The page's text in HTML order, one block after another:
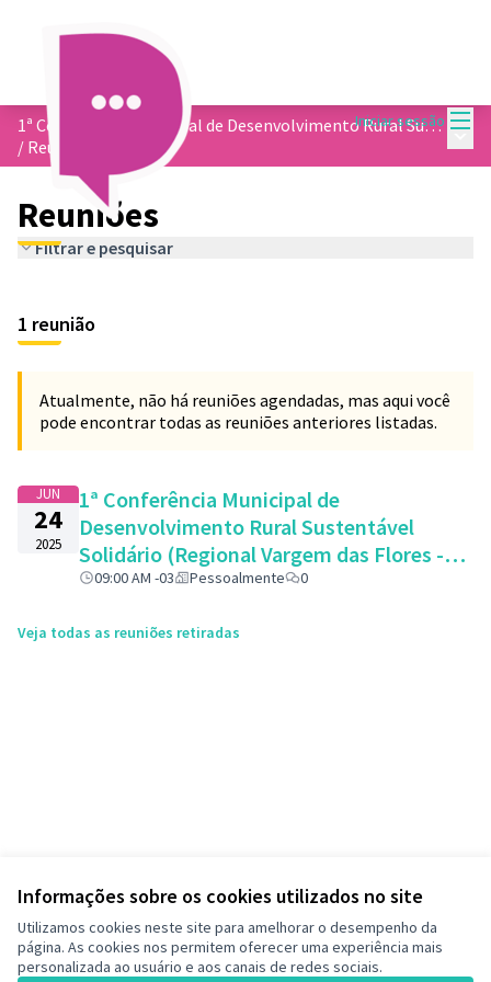
Informações sobre os cookies utilizados no site
Utilizamos cookies neste site para amelhorar o desempenho da
página. As cookies nos permitem oferecer uma experiência mais
personalizada ao usuário e aos canais de redes sociais.
Iniciar sessão
1ª Conferência Municipal de Desenvolvimento Rural Sustentável Solidário
/ Reuniões
Reuniões
Filtrar e pesquisar
1 reunião
Atualmente, não há reuniões agendadas, mas aqui você
pode encontrar todas as reuniões anteriores listadas.
JUN
24
2025
1ª Conferência Municipal de
Desenvolvimento Rural Sustentável
Solidário (Regional Vargem das Flores -
Rua VL-6, n° 1.880 – Bairro Nova
09:00 AM -03 Pessoalmente 0
Veja todas as reuniões retiradas